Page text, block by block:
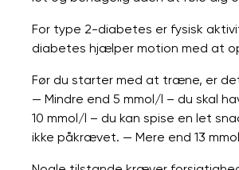
For type 2-diabetes er fysisk
diabetes hjælper motion med at
Før du starter med at træne, er
— Mindre end 5 mmol/l – du skal
10 mmol/l – du kan spise en let
ikke påkrævet. — Mere end 13